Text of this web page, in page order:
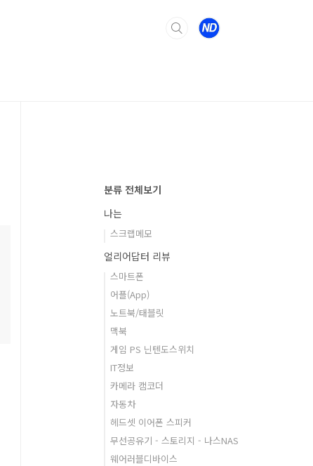
분류 전체보기
나는
스크랩메모
얼리어답터 리뷰
스마트폰
어플(App)
노트북/태블릿
맥북
게임 PS 닌텐도스위치
IT정보
카메라 캠코더
자동차
헤드셋 이어폰 스피커
무선공유기 - 스토리지 - 나스NAS
웨어러블디바이스